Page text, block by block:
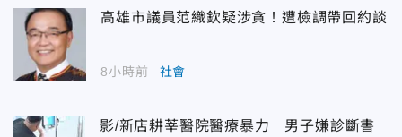
高雄市議員范織欽疑涉貪！遭檢調帶回約談
8小時前 社會
影/新店耕莘醫院醫療暴力 男子嫌診斷書